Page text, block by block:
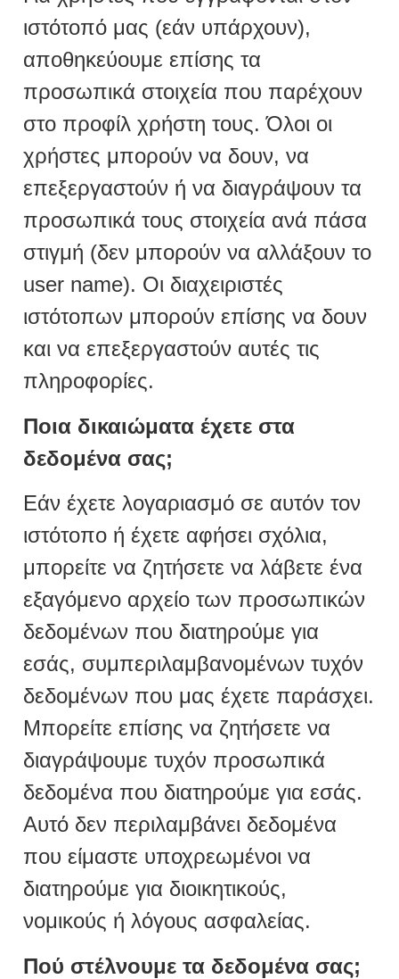
ιστότοπό μας (εάν υπάρχουν),
αποθηκεύουμε επίσης τα
προσωπικά στοιχεία που παρέχουν
στο προφίλ χρήστη τους. Όλοι οι
χρήστες μπορούν να δουν, να
επεξεργαστούν ή να διαγράψουν τα
προσωπικά τους στοιχεία ανά πάσα
στιγμή (δεν μπορούν να αλλάξουν το
user name). Οι διαχειριστές
ιστότοπων μπορούν επίσης να δουν
και να επεξεργαστούν αυτές τις
πληροφορίες.
Ποια δικαιώματα έχετε στα
δεδομένα σας;
Εάν έχετε λογαριασμό σε αυτόν τον
ιστότοπο ή έχετε αφήσει σχόλια,
μπορείτε να ζητήσετε να λάβετε ένα
εξαγόμενο αρχείο των προσωπικών
δεδομένων που διατηρούμε για
εσάς, συμπεριλαμβανομένων τυχόν
δεδομένων που μας έχετε παράσχει.
Μπορείτε επίσης να ζητήσετε να
διαγράψουμε τυχόν προσωπικά
δεδομένα που διατηρούμε για εσάς.
Αυτό δεν περιλαμβάνει δεδομένα
που είμαστε υποχρεωμένοι να
διατηρούμε για διοικητικούς,
νομικούς ή λόγους ασφαλείας.
Πού στέλνουμε τα δεδομένα σας;